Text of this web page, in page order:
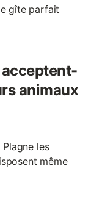
gîte parfait
acceptent-
animaux
les
même